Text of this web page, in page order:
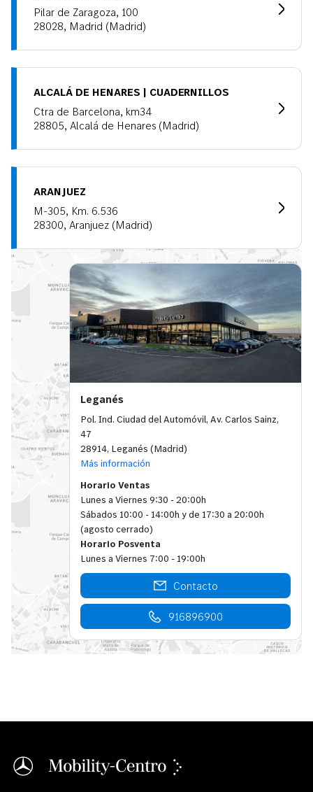
Pilar de Zaragoza, 100
28028, Madrid (Madrid)
ALCALÁ DE HENARES | CUADERNILLOS
Ctra de Barcelona, km34
28805, Alcalá de Henares (Madrid)
ARANJUEZ
M-305, Km. 6.536
28300, Aranjuez (Madrid)
Leganés
Pol. Ind. Ciudad del Automóvil, Av. Carlos Sainz,
47
28914, Leganés (Madrid)
Más información
Horario Ventas
Lunes a Viernes 9:30 - 20:00h
Sábados 10:00 - 14:00h y de 17:30 a 20:00h
(agosto cerrado)
Horario Posventa
Lunes a Viernes 7:00 - 19:00h
Contacto
916896900